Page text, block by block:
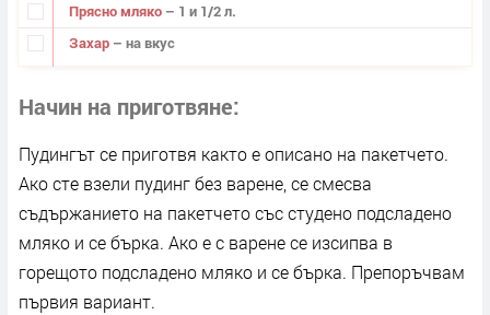
Прясно мляко – 1 и 1/2 л.
Захар – на вкус
Начин на приготвяне
Пудингът се приготвя както е описано на пакетчето.
Ако сте взели пудинг без варене, се смесва
съдържанието на пакетчето със студено подсладено
мляко и се бърка. Ако е с варене се изсипва в
горещото подсладено мляко и се бърка. Препоръчвам
първия вариант.